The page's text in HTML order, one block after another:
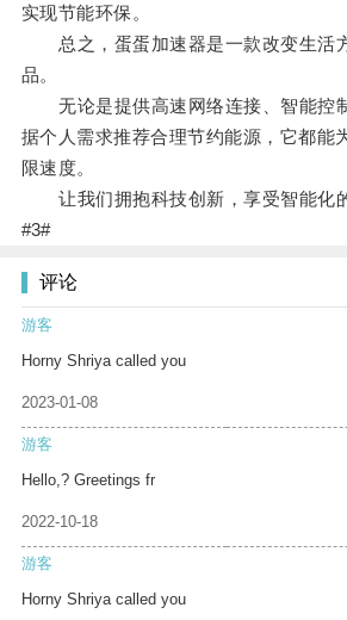
实现节能环保。
总之，蛋蛋加速器是一款改变生活
品。
无论是提供高速网络连接、智能控
据个人需求推荐合理节约能源，它都能
限速度。
让我们拥抱科技创新，享受智能化的
#3#
评论
游客
Horny Shriya called you
2023-01-08
游客
Hello,? Greetings fr
2022-10-18
游客
Horny Shriya called you